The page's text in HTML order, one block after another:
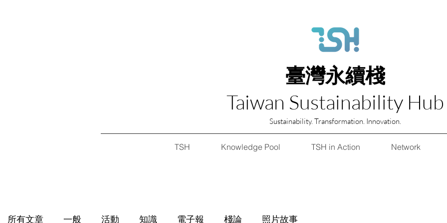
臺灣永續棧
Taiwan Sustainability Hub
Sustainability. Transformation. Innovation.
TSH Knowledge Pool TSH in Action Network
所有文章 一般 活動 知識 電子報 棧論 照片故事